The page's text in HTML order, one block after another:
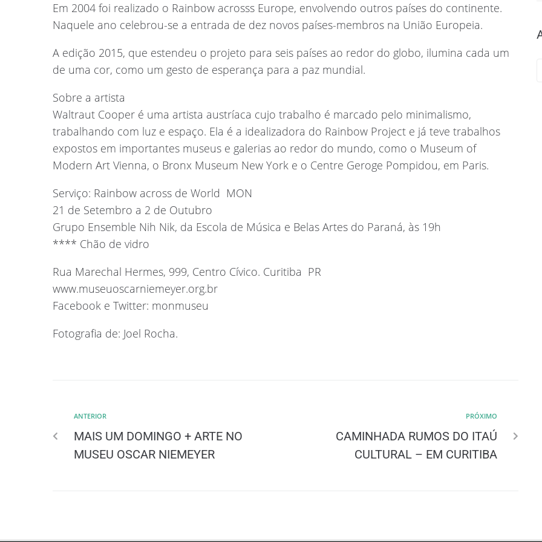
Em 2004 foi realizado o Rainbow acrosss Europe, envolvendo outros países do continente.
Naquele ano celebrou-se a entrada de dez novos países-membros na União Europeia.
A edição 2015, que estendeu o projeto para seis países ao redor do globo, ilumina cada um
de uma cor, como um gesto de esperança para a paz mundial.
Sobre a artista
Waltraut Cooper é uma artista austríaca cujo trabalho é marcado pelo minimalismo,
trabalhando com luz e espaço. Ela é a idealizadora do Rainbow Project e já teve trabalhos
expostos em importantes museus e galerias ao redor do mundo, como o Museum of
Modern Art Vienna, o Bronx Museum New York e o Centre Geroge Pompidou, em Paris.
Serviço: Rainbow across de World  MON
21 de Setembro a 2 de Outubro
Grupo Ensemble Nih Nik, da Escola de Música e Belas Artes do Paraná, às 19h
**** Chão de vidro
Rua Marechal Hermes, 999, Centro Cívico. Curitiba  PR
www.museuoscarniemeyer.org.br
Facebook e Twitter: monmuseu
Fotografia de: Joel Rocha.
ANTERIOR
MAIS UM DOMINGO + ARTE NO
MUSEU OSCAR NIEMEYER
PRÓXIMO
CAMINHADA RUMOS DO ITAÚ
CULTURAL – EM CURITIBA